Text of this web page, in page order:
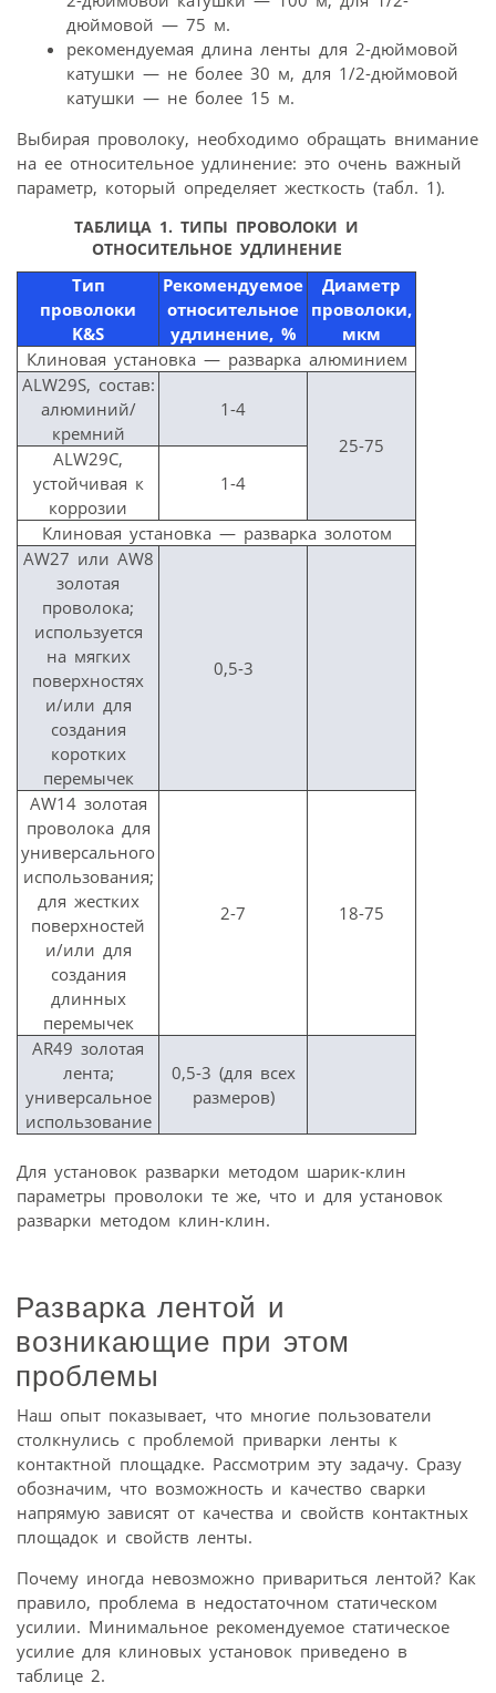
дюймовой — 75 м.
рекомендуемая длина ленты для 2-дюймовой
катушки — не более 30 м, для 1/2-дюймовой
катушки — не более 15 м.
Выбирая проволоку, необходимо обращать внимание
на ее относительное удлинение: это очень важный
параметр, который определяет жесткость (табл. 1).
ТАБЛИЦА 1. ТИПЫ ПРОВОЛОКИ И
ОТНОСИТЕЛЬНОЕ УДЛИНЕНИЕ
Тип
проволоки
K&S
Рекомендуемое
относительное
удлинение, %
Диаметр
проволоки,
мкм
Клиновая установка — разварка алюминием
ALW29S, состав:
алюминий/
кремний
1-4
25-75
ALW29C,
устойчивая к
коррозии
1-4
Клиновая установка — разварка золотом
AW27 или AW8
золотая
проволока;
используется
на мягких
поверхностях
и/или для
создания
коротких
перемычек
0,5-3
AW14 золотая
проволока для
универсального
использования;
для жестких
поверхностей
и/или для
создания
длинных
перемычек
2-7 18-75
AR49 золотая
лента;
универсальное
использование
0,5-3 (для всех
размеров)
Для установок разварки методом шарик-клин
параметры проволоки те же, что и для установок
разварки методом клин-клин.
Разварка лентой и
возникающие при этом
проблемы
Наш опыт показывает, что многие пользователи
столкнулись с проблемой приварки ленты к
контактной площадке. Рассмотрим эту задачу. Сразу
обозначим, что возможность и качество сварки
напрямую зависят от качества и свойств контактных
площадок и свойств ленты.
Почему иногда невозможно привариться лентой? Как
правило, проблема в недостаточном статическом
усилии. Минимальное рекомендуемое статическое
усилие для клиновых установок приведено в
таблице 2.